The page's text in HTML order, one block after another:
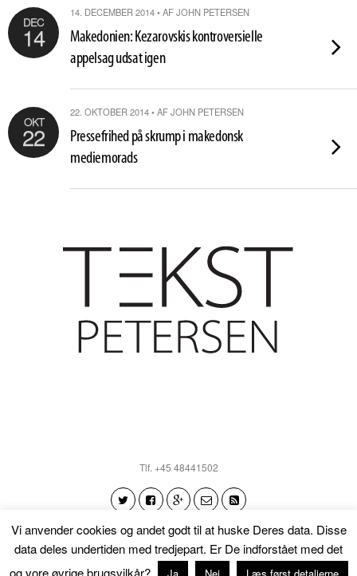
DEC
14
14. DECEMBER 2014 • AF JOHN PETERSEN
Makedonien: Kezarovskis kontroversielle
appelsag udsat igen
OKT
22
22. OKTOBER 2014 • AF JOHN PETERSEN
Pressefrihed på skrump i makedonsk
mediemorads
Tlf. +45 48441502
Vi anvender cookies og andet godt til at huske Deres data. Disse
data deles undertiden med tredjepart. Er De indforstået med det
og vore øvrige brugsvilkår?Tilbage til toppen